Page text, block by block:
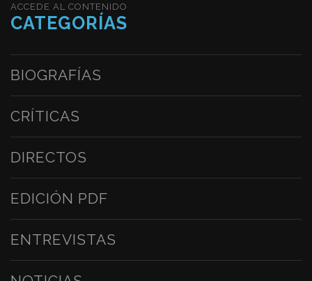
ACCEDE AL CONTENIDO
CATEGORÍAS
BIOGRAFÍAS
CRÍTICAS
DIRECTOS
EDICIÓN PDF
ENTREVISTAS